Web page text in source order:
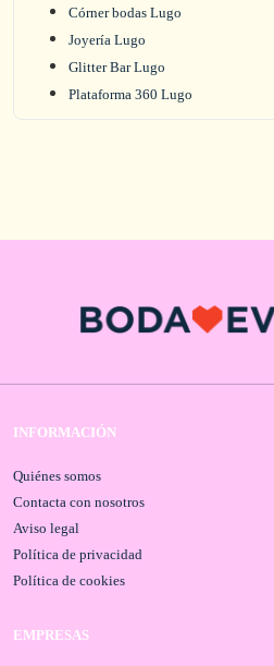
Córner bodas Lugo
Joyería Lugo
Glitter Bar Lugo
Plataforma 360 Lugo
INFORMACIÓN
Quiénes somos
Contacta con nosotros
Aviso legal
Política de privacidad
Política de cookies
EMPRESAS